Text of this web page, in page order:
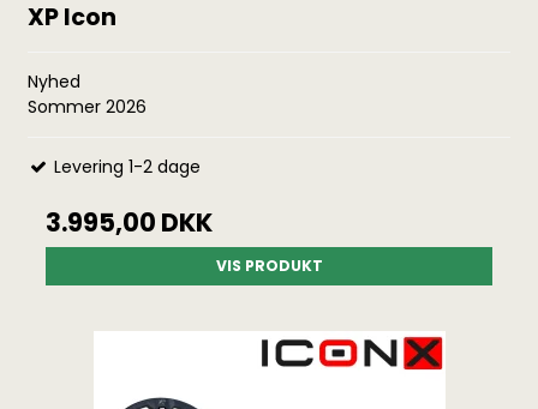
XP Icon
Nyhed
Sommer 2026
Levering 1-2 dage
3.995,00 DKK
VIS PRODUKT